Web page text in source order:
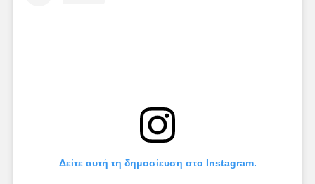
Δείτε αυτή τη δημοσίευση στο Instagram.